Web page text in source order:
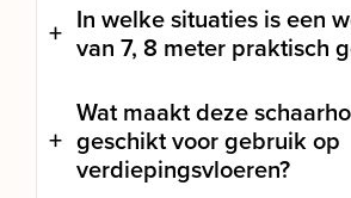
In welke situaties is een
van 7, 8 meter praktisch
Wat maakt deze
geschikt voor gebruik op
verdiepingsvloeren?